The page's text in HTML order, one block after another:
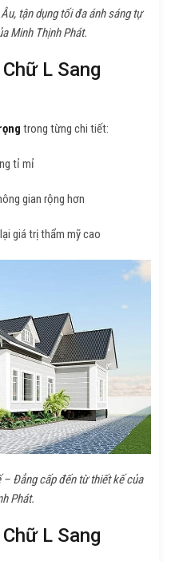
tận dụng tối đa ánh sáng tự
Minh Thịnh Phát.
L Sang
trong từng chi tiết:
tỉ mỉ
gian rộng hơn
giá trị thẩm mỹ cao
Đẳng cấp đến từ thiết kế của
Phát.
L Sang